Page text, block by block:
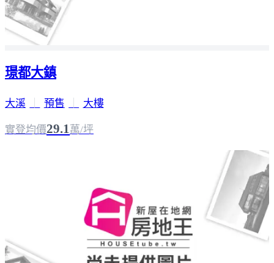
璟都大鎮
大溪 預售 大樓
實登均價29.1萬/坪